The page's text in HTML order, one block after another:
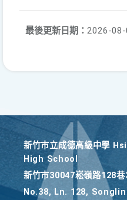
最後更新日期： 2026-08-
新竹巿立成德高級中學
High School
新竹巿30047崧嶺路128
No.38, Ln. 128,